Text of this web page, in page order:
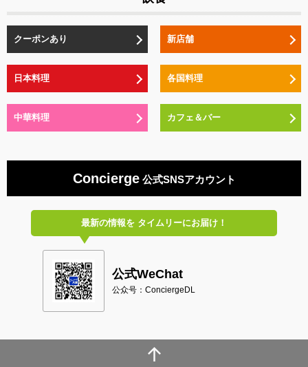
クーポンあり 新店舗
日本料理 各国料理
中華料理 カフェ＆バー
Concierge公式SNSアカウント
最新の情報をタイムリーにお届け！
公式WeChat
公众号：ConciergeDL